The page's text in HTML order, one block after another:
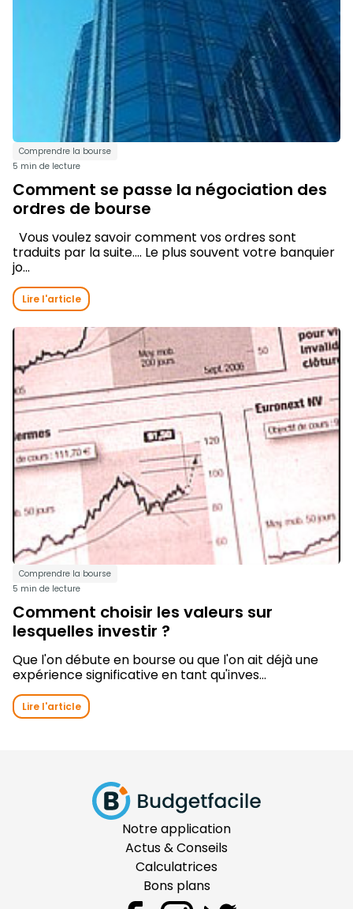
Comprendre la bourse
5 min de lecture
Comment se passe la négociation des
ordres de bourse
Vous voulez savoir comment vos ordres sont
traduits par la suite…. Le plus souvent votre banquier
jo...
Lire l'article
Comprendre la bourse
5 min de lecture
Comment choisir les valeurs sur
lesquelles investir ?
Que l'on débute en bourse ou que l'on ait déjà une
expérience significative en tant qu'inves...
Lire l'article
Notre application
Actus & Conseils
Calculatrices
Bons plans